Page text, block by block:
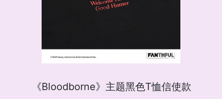
《Bloodborne》主题黑色T恤信使款